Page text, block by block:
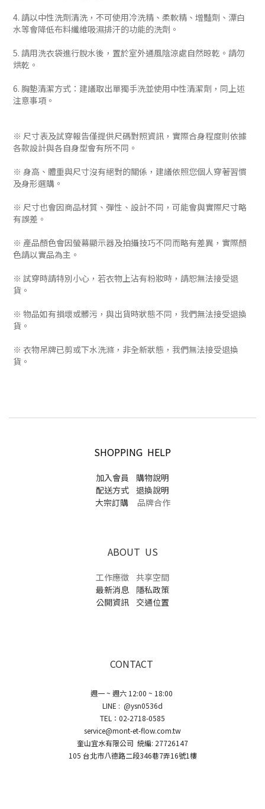
4. 請以中性洗劑清洗，不可使用冷洗精、柔軟精、增豔劑、漂白
水等會降低布料纖維吸濕排汗的功能的洗劑。
5. 請用洗衣袋進行脫水後，置於室外通風陰涼處自然晾乾。請勿
烘乾。
6. 胸墊清潔方式：建議取出單獨手洗並使用中性清潔劑，同上述
注意事項。
※ 尺寸表及試穿報告僅提供尺碼對照資訊，實際合身程度則依據
各款設計與各自身型會有所不同。
※ 身高、體重與尺寸沒有絕對的關係，建議依照您個人穿著習慣
及身形選購。
※ 尺寸也會因商品材質、彈性、設計不同，可能會與實際尺寸略
有誤差。
※ 產品顏色會因螢幕顯示器及拍攝技巧不同而略有差異，實際顏
色請以實品為主。
※ 試穿時請特別小心，若衣物上沾有粉妝時，請恕無法接受退
貨。
※ 物品如有損壞或髒污，與出貨時狀態不同，我們無法接受退換
貨。
※ 衣物吊牌已剪或下水洗滌，非全新狀態，我們無法接受退換
貨。
SHOPPING HELP
加入會員
購物說明
配送方式
退換說明
大宗訂購品牌合作
ABOUT US
工作應徵 共享空間
最新消息
隱私政策
公開資訊
交通位置
CONTACT
週一 ~ 週六 12:00 ~ 18:00
LINE : @ysn0536d
TEL：02-2718-0585
service@mont-et-flow.com.tw
奎山宜水有限公司 統編: 27726147
105 台北市八德路二段346巷7弄16號1樓